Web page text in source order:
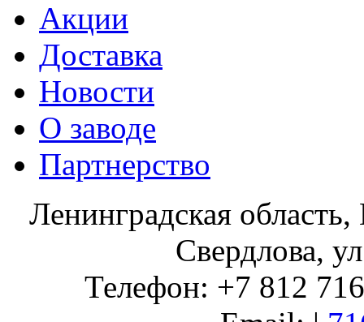
Акции
Доставка
Новости
О заводе
Партнерство
Ленинградская
Свердлова,
Телефон: +7 812